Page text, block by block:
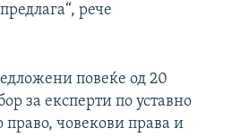
рече
повеќе од 20
за експерти по уставно
право, човекови права и